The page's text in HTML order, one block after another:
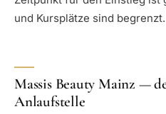
und Kursplätze sind begrenzt.
Massis Beauty Mainz —
Anlaufstelle